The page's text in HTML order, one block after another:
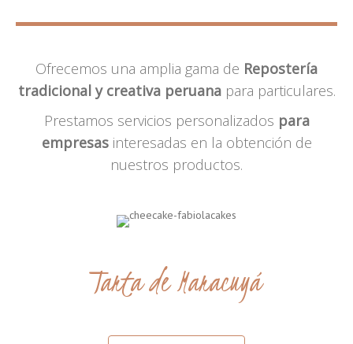
Ofrecemos una amplia gama de Repostería
tradicional y creativa peruanapara particulares.
Prestamos servicios personalizados para
empresasinteresadas en la obtención de
nuestros productos.
Tarta de Maracuyá